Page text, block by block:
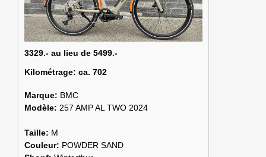
3329.- au lieu de 5499.-
Kilométrage: ca. 702
Marque: BMC
Modèle: 257 AMP AL TWO 2024
Taille: M
Couleur: POWDER SAND